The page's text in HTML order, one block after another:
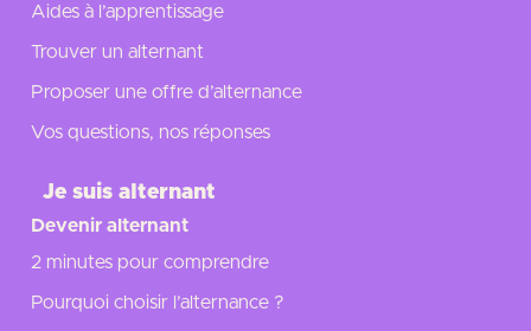
Aides à l’apprentissage
Trouver un alternant
Proposer une offre d’alternance
Vos questions, nos réponses
Je suis alternant
Devenir alternant
2 minutes pour comprendre
Pourquoi choisir l’alternance ?